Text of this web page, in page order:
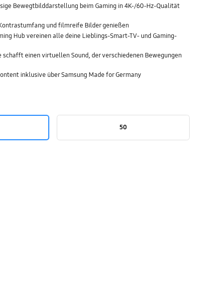
Bewegtbilddarstellung beim Gaming in 4K-/60-Hz-Qualität
und filmreife Bilder genießen
Hub vereinen alle deine Lieblings-Smart-TV- und Gaming-
schafft einen virtuellen Sound, der verschiedenen Bewegungen
inklusive über Samsung Made for Germany
50